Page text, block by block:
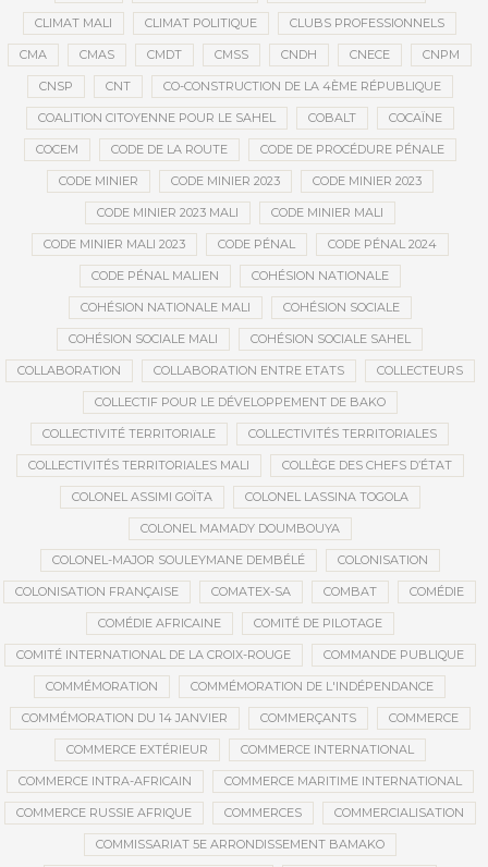
CLIMAT MALI CLIMAT POLITIQUE CLUBS PROFESSIONNELS
CMA CMAS CMDT CMSS CNDH CNECE CNPM
CNSP CNT CO-CONSTRUCTION DE LA 4ÈME RÉPUBLIQUE
COALITION CITOYENNE POUR LE SAHEL COBALT COCAÏNE
COCEM CODE DE LA ROUTE CODE DE PROCÉDURE PÉNALE
CODE MINIER CODE MINIER 2023 CODE MINIER 2023
CODE MINIER 2023 MALI CODE MINIER MALI
CODE MINIER MALI 2023 CODE PÉNAL CODE PÉNAL 2024
CODE PÉNAL MALIEN COHÉSION NATIONALE
COHÉSION NATIONALE MALI COHÉSION SOCIALE
COHÉSION SOCIALE MALI COHÉSION SOCIALE SAHEL
COLLABORATION COLLABORATION ENTRE ETATS COLLECTEURS
COLLECTIF POUR LE DÉVELOPPEMENT DE BAKO
COLLECTIVITÉ TERRITORIALE COLLECTIVITÉS TERRITORIALES
COLLECTIVITÉS TERRITORIALES MALI COLLÈGE DES CHEFS D’ÉTAT
COLONEL ASSIMI GOÏTA COLONEL LASSINA TOGOLA
COLONEL MAMADY DOUMBOUYA
COLONEL-MAJOR SOULEYMANE DEMBÉLÉ COLONISATION
COLONISATION FRANÇAISE COMATEX-SA COMBAT COMÉDIE
COMÉDIE AFRICAINE COMITÉ DE PILOTAGE
COMITÉ INTERNATIONAL DE LA CROIX-ROUGE COMMANDE PUBLIQUE
COMMÉMORATION COMMÉMORATION DE L'INDÉPENDANCE
COMMÉMORATION DU 14 JANVIER COMMERÇANTS COMMERCE
COMMERCE EXTÉRIEUR COMMERCE INTERNATIONAL
COMMERCE INTRA-AFRICAIN COMMERCE MARITIME INTERNATIONAL
COMMERCE RUSSIE AFRIQUE COMMERCES COMMERCIALISATION
COMMISSARIAT 5E ARRONDISSEMENT BAMAKO